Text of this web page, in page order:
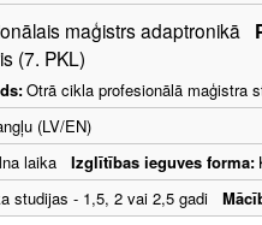
maģistrs adaptronikā
(7. PKL)
Otrā cikla profesionālā maģistra
(LV/EN)
laika Izglītības ieguves forma:
studijas - 1,5, 2 vai 2,5 gadi